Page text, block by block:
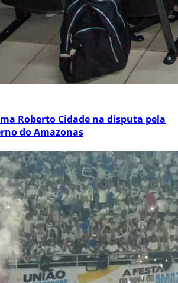
Roberto Cidade na disputa pela
do Amazonas